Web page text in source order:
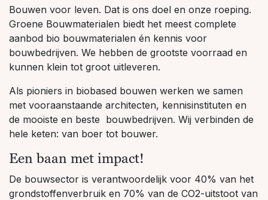
Bouwen voor leven. Dat is ons doel en onze roeping.
Groene Bouwmaterialen biedt het meest complete
aanbod bio bouwmaterialen én kennis voor
bouwbedrijven. We hebben de grootste voorraad en
kunnen klein tot groot uitleveren.
Als pioniers in biobased bouwen werken we samen
met vooraanstaande architecten, kennisinstituten en
de mooiste en beste bouwbedrijven. Wij verbinden de
hele keten: van boer tot bouwer.
Een baan met impact!
De bouwsector is verantwoordelijk voor 40% van het
grondstoffenverbruik en 70% van de CO2-uitstoot van